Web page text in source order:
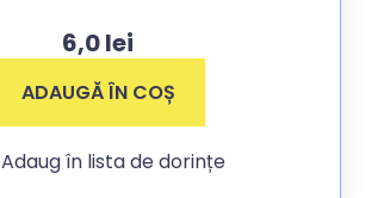
6,0lei
ADAUGĂ ÎN COȘ
Adaug în lista de dorințe